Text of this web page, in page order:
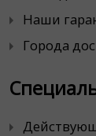
Наши
Города